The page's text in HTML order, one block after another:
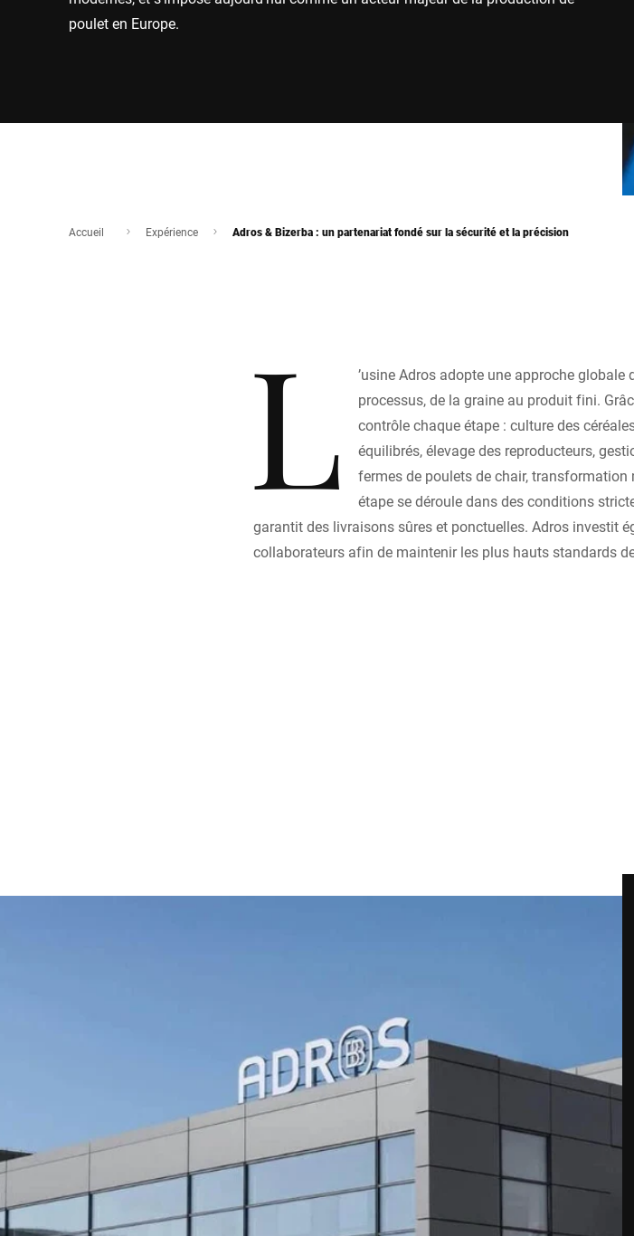
poulet en Europe.
Accueil Expérience Adros & Bizerba : un partenariat fondé sur la sécurité et la précision
L
’usine Adros adopte une approche
processus, de la graine au produit fini.
contrôle chaque étape : culture des
équilibrés, élevage des reproducteurs,
fermes de poulets de chair,
étape se déroule dans des conditions
garantit des livraisons sûres et ponctuelles. Adros investit
collaborateurs afin de maintenir les plus hauts standards